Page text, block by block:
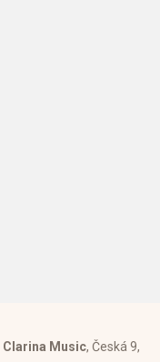
Clarina Music, Česká 9,